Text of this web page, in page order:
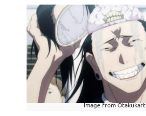
Image from Otakukart